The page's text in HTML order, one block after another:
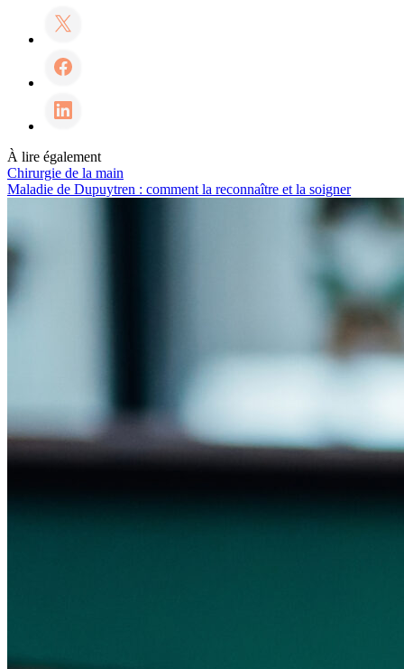
À lire également
Chirurgie de la main
Maladie de Dupuytren : comment la reconnaître et la soigner